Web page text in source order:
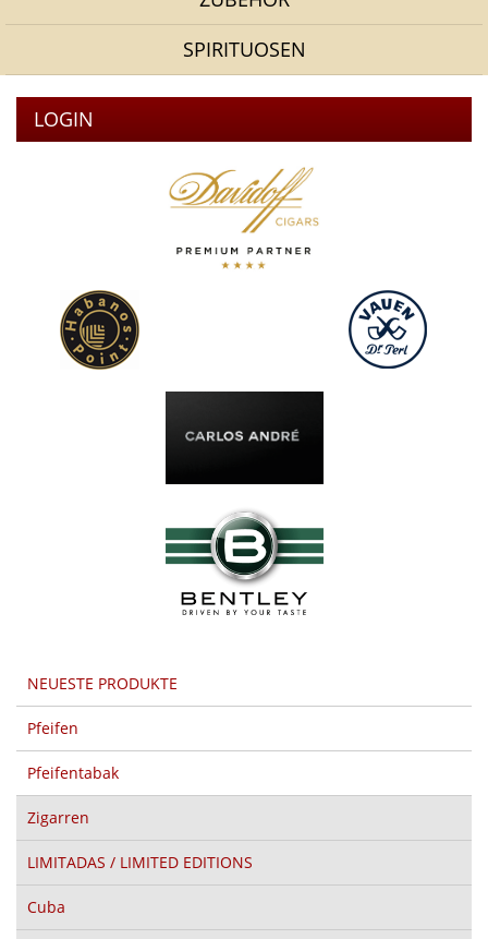
SPIRITUOSEN
LOGIN
NEUESTE PRODUKTE
Pfeifen
Pfeifentabak
Zigarren
LIMITADAS / LIMITED EDITIONS
Cuba